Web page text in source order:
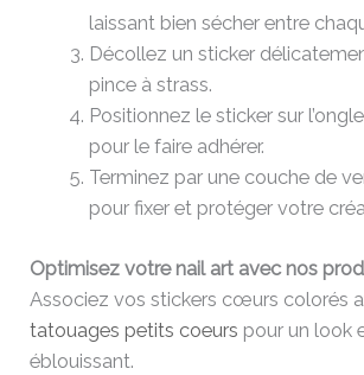
laissant bien sécher entre
Décollez un sticker
pince à strass.
Positionnez le sticker sur
pour le faire adhérer.
Terminez par une couche de
pour fixer et protéger votre
Optimisez votre nail art avec nos
Associez vos stickers cœurs colorés
tatouages petits coeurs pour un look
éblouissant.